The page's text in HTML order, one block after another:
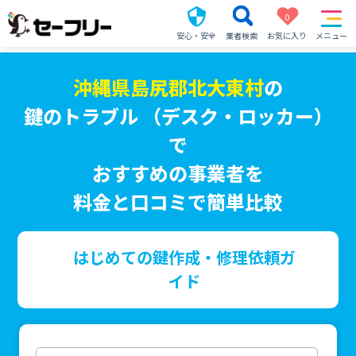
安心・安全 業者検索
0
お気に入り
メニュー
沖縄県島尻郡北大東村の
鍵のトラブル （デスク・ロッカー）
で
おすすめの事業者を
料金と口コミで簡単比較
はじめての鍵作成・修理依頼ガ
イド